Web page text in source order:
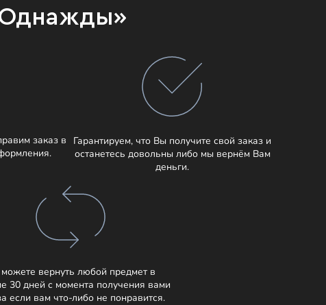
заказ в
Гарантируем, что Вы получите свой заказ и
останетесь довольны либо мы вернём Вам
деньги.
вернуть любой предмет в
30 дней с момента получения вами
если вам что-либо не понравится.